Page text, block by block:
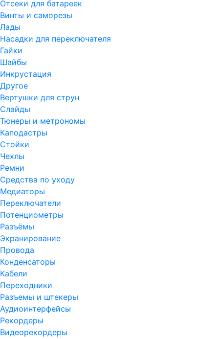
Отсеки для батареек
Винты и саморезы
Лады
Насадки для переключателя
Гайки
Шайбы
Инкрустация
Другое
Вертушки для струн
Слайды
Тюнеры и метрономы
Каподастры
Стойки
Чехлы
Ремни
Средства по уходу
Медиаторы
Переключатели
Потенциометры
Разъёмы
Экранирование
Провода
Конденсаторы
Кабели
Переходники
Разъемы и штекеры
Аудиоинтерфейсы
Рекордеры
Видеорекордеры